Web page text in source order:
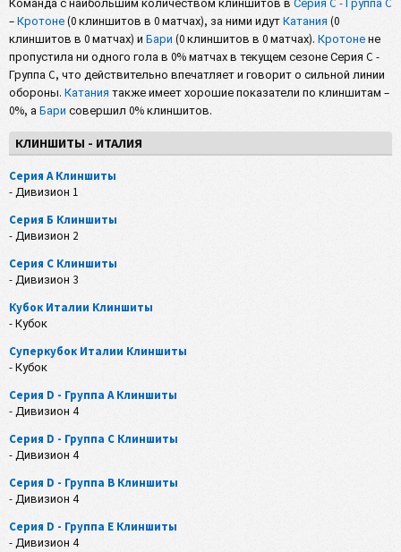
Команда с наибольшим количеством клиншитов в Серия C - Группа C
–Кротоне(0 клиншитов в 0 матчах), за ними идутКатания (0
клиншитов в 0 матчах) и Бари (0 клиншитов в 0 матчах). Кротонене
пропустила ни одного гола в 0% матчах в текущем сезоне Серия C -
Группа C, что действительно впечатляет и говорит о сильной линии
обороны. Катания также имеет хорошие показатели по клиншитам –
0%, аБари совершил 0% клиншитов.
КЛИНШИТЫ - ИТАЛИЯ
Серия А Клиншиты
- Дивизион 1
Серия Б Клиншиты
- Дивизион 2
Серия C Клиншиты
- Дивизион 3
Кубок Италии Клиншиты
- Кубок
Суперкубок Италии Клиншиты
- Кубок
Серия D - Группа A Клиншиты
- Дивизион 4
Серия D - Группа C Клиншиты
- Дивизион 4
Серия D - Группа B Клиншиты
- Дивизион 4
Серия D - Группа E Клиншиты
- Дивизион 4